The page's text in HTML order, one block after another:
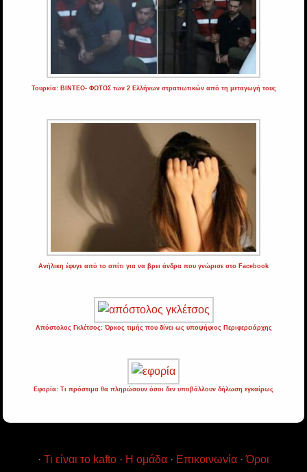
Τουρκία: ΒΙΝΤΕΟ- ΦΩΤΟΣ των 2 Ελλήνων στρατιωτικών από τη μεταγωγή τους
Ανήλικη έφυγε από το σπίτι για να βρει άνδρα που γνώρισε στο Facebook
Απόστολος Γκλέτσος: Όρκος τιμής που δίνει ως υποψήφιος Περιφερειάρχης
Εφορία: Τι πρόστιμα θα πληρώσουν όσοι δεν υποβάλλουν δήλωση εγκαίρως
· Τι είναι το kafto · Η ομάδα · Επικοινωνία ·Όροι